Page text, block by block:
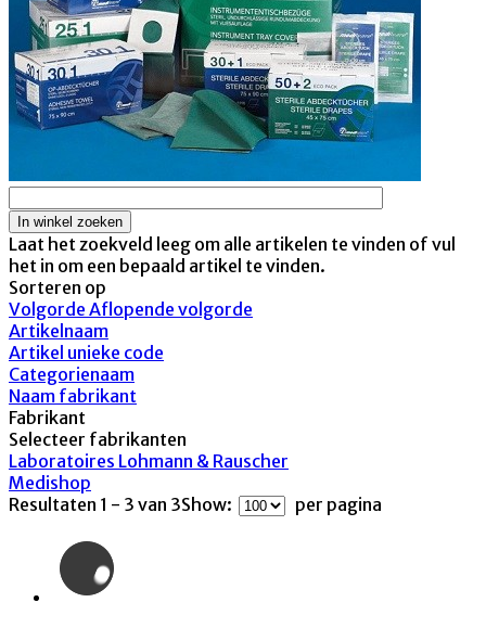
Laat het zoekveld leeg om alle artikelen te vinden of vul
het in om een bepaald artikel te vinden.
Sorteren op
Volgorde Aflopende volgorde
Artikelnaam
Artikel unieke code
Categorienaam
Naam fabrikant
Fabrikant
Selecteer fabrikanten
Laboratoires Lohmann & Rauscher
Medishop
Resultaten 1 - 3 van 3Show: per pagina